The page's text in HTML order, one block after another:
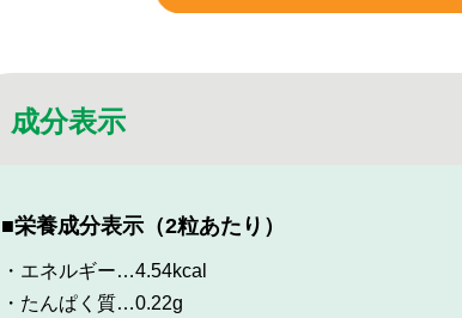
成分表示
■栄養成分表示（2粒あたり）
・エネルギー…4.54kcal
・たんぱく質…0.22g